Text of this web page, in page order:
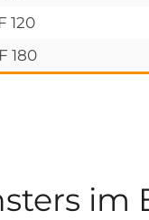
120
180
im